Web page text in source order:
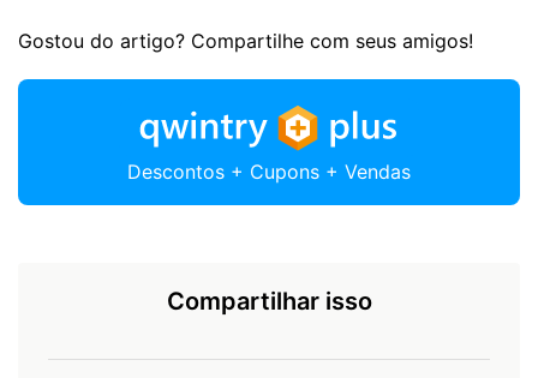
Gostou do artigo? Compartilhe com seus amigos!
Descontos + Cupons + Vendas
Compartilhar isso